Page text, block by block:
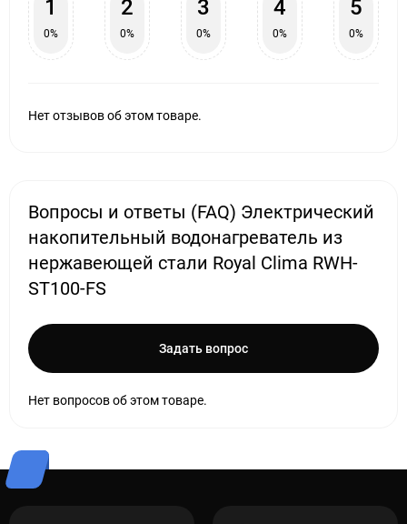
1
0%
2
0%
3
0%
4
0%
5
0%
Нет отзывов об этом товаре.
Вопросы и ответы (FAQ) Электрический
накопительный водонагреватель из
нержавеющей стали Royal Clima RWH-
ST100-FS
Задать вопрос
Нет вопросов об этом товаре.